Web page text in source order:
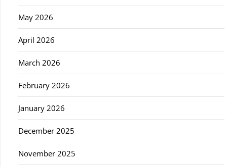
May 2026
April 2026
March 2026
February 2026
January 2026
December 2025
November 2025